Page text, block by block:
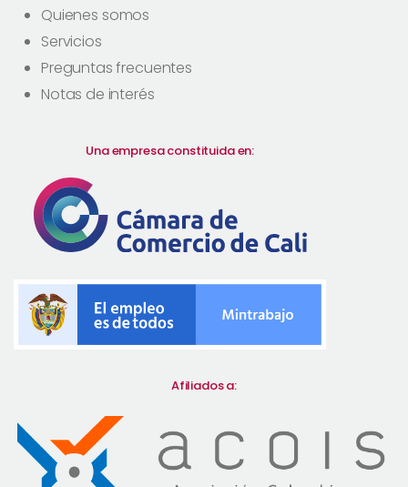
Quienes somos
Servicios
Preguntas frecuentes
Notas de interés
Una empresa constituida en:
Afiliados a: